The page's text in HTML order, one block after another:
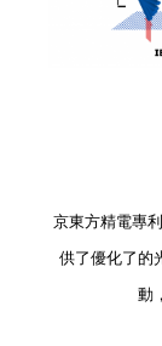
京東方精電專
供了優化了的
動